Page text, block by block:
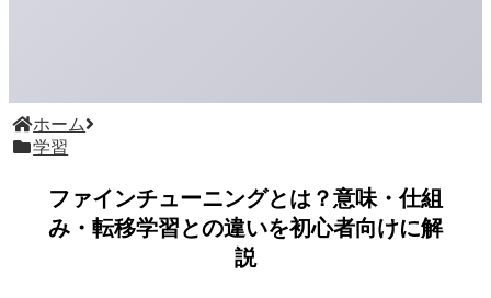
ホーム
学習
ファインチューニングとは？意味・仕組
み・転移学習との違いを初心者向けに解
説